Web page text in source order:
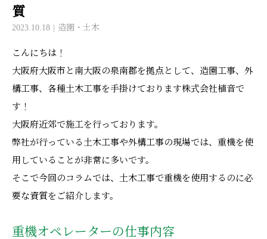
質
2023.10.18 造園・土木
こんにちは！
大阪府大阪市と南大阪の泉南郡を拠点として、造園工事、外
構工事、各種土木工事を手掛けております株式会社植音で
す！
大阪府近郊で施工を行っております。
弊社が行っている土木工事や外構工事の現場では、重機を使
用していることが非常に多いです。
そこで今回のコラムでは、土木工事で重機を使用するのに必
要な資質をご紹介します。
重機オペレーターの仕事内容